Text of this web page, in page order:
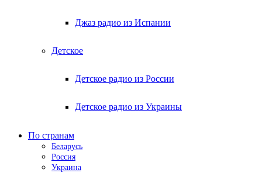
Джаз радио из Испании
Детское
Детское радио из России
Детское радио из Украины
По странам
Беларусь
Россия
Украина